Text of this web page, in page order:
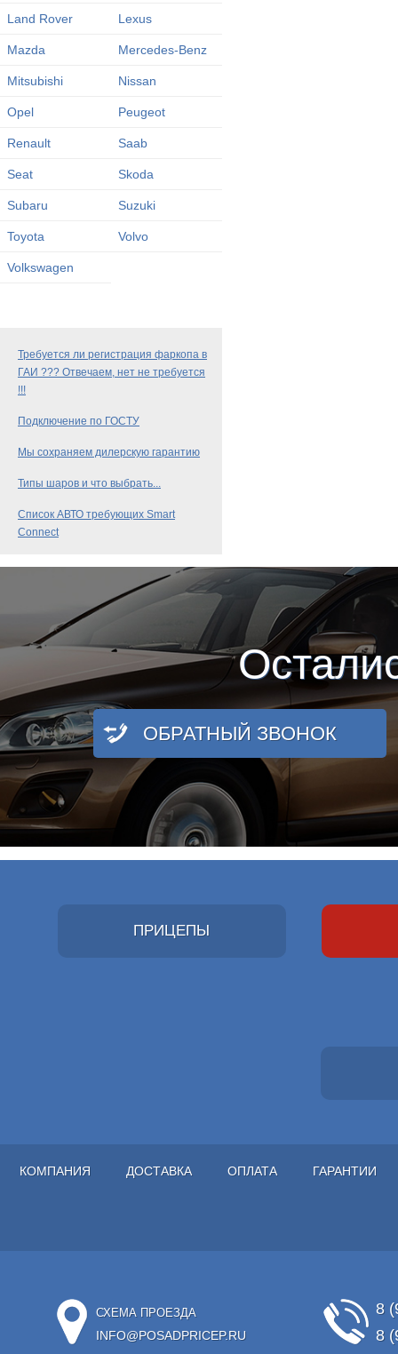
Land Rover Lexus
Mazda Mercedes-Benz
Mitsubishi Nissan
Opel Peugeot
Renault Saab
Seat Skoda
Subaru Suzuki
Toyota Volvo
Volkswagen
Требуется ли регистрация фаркопа в
ГАИ ??? Отвечаем, нет не требуется
!!!
Подключение по ГОСТУ
Мы сохраняем дилерскую гарантию
Типы шаров и что выбрать...
Список АВТО требующих Smart
Connect
ОБРАТНЫЙ ЗВОНОК
ПРИЦЕПЫ
КОМПАНИЯ ДОСТАВКА ОПЛАТА ГАРАНТИИ
СХЕМА ПРОЕЗДА
INFO@POSADPRICEP.RU
8
8